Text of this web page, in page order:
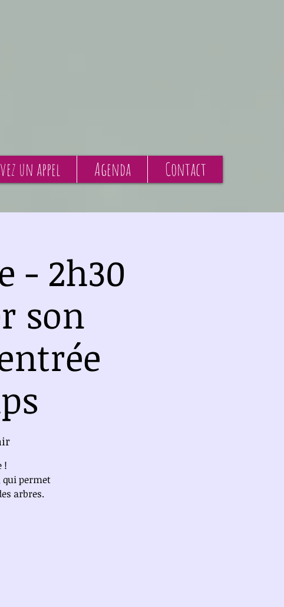
un appel Agenda Contact
- 2h30
son
!
qui permet